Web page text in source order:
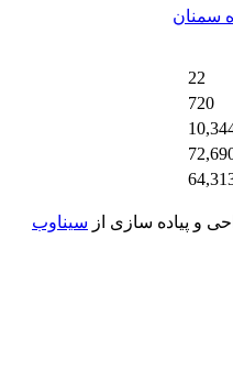
سمنان
22
720
و پیاده سازی از سیناوب